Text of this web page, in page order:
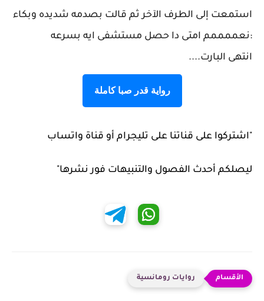
استمعت إلى الطرف الآخر ثم قالت بصدمه شديده وبكاء
:نعممممم امتى دا حصل مستشفى ايه بسرعه
انتهى البارت....
رواية قدر صبا كاملة
"اشتركوا على قناتنا على تليجرام أو قناة واتساب
ليصلكم أحدث الفصول والتنبيهات فور نشرها"
روايات رومانسية